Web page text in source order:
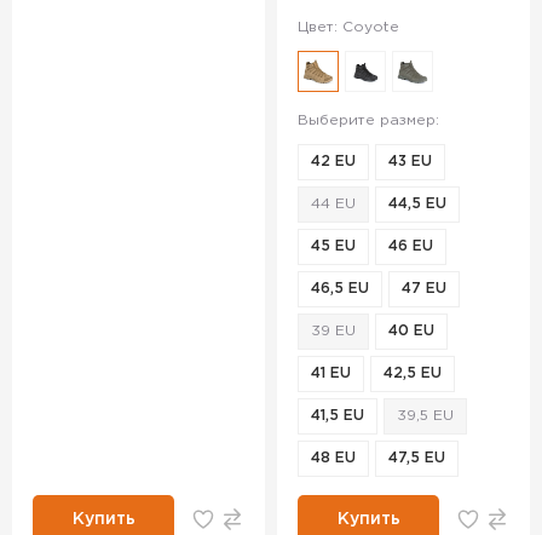
Купить
Цвет: Coyote
Выберите размер:
42 EU 43 EU
44 EU 44,5 EU
45 EU 46 EU
46,5 EU 47 EU
39 EU 40 EU
41 EU 42,5 EU
41,5 EU 39,5 EU
48 EU 47,5 EU
Купить